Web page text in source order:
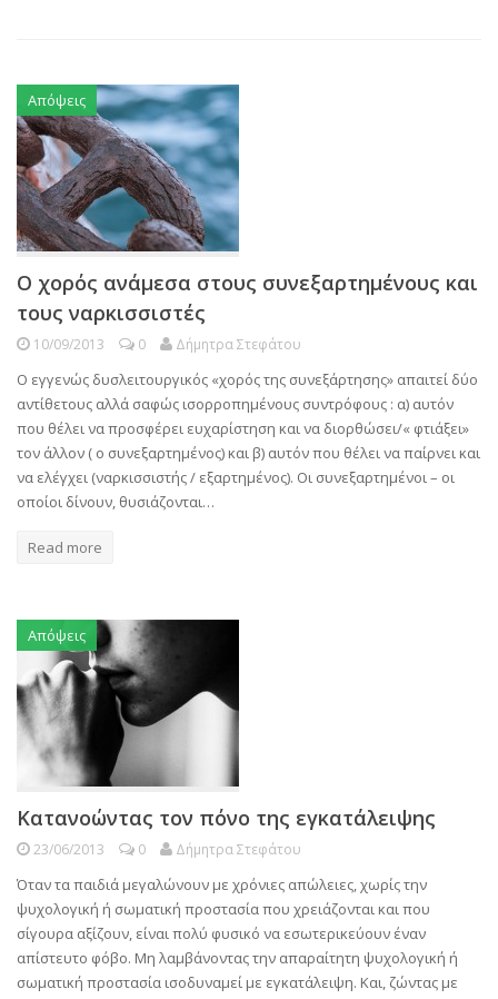
Απόψεις
Ο χορός ανάμεσα στους συνεξαρτημένους και
τους ναρκισσιστές
10/09/2013 0 Δήμητρα Στεφάτου
Ο εγγενώς δυσλειτουργικός «χορός της συνεξάρτησης» απαιτεί δύο
αντίθετους αλλά σαφώς ισορροπημένους συντρόφους : α) αυτόν
που θέλει να προσφέρει ευχαρίστηση και να διορθώσει/« φτιάξει»
τον άλλον ( ο συνεξαρτημένος) και β) αυτόν που θέλει να παίρνει και
να ελέγχει (ναρκισσιστής / εξαρτημένος). Οι συνεξαρτημένοι – οι
οποίοι δίνουν, θυσιάζονται…
Read more
Απόψεις
Κατανοώντας τον πόνο της εγκατάλειψης
23/06/2013 0 Δήμητρα Στεφάτου
Όταν τα παιδιά μεγαλώνουν με χρόνιες απώλειες, χωρίς την
ψυχολογική ή σωματική προστασία που χρειάζονται και που
σίγουρα αξίζουν, είναι πολύ φυσικό να εσωτερικεύουν έναν
απίστευτο φόβο. Μη λαμβάνοντας την απαραίτητη ψυχολογική ή
σωματική προστασία ισοδυναμεί με εγκατάλειψη. Και, ζώντας με